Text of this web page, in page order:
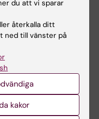
du att vi sparar
återkalla ditt
ned till vänster på
kakor